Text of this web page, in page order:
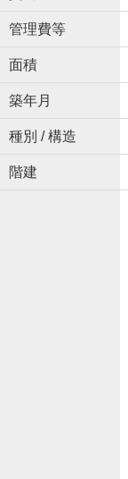
管理費等
面積
築年月
種別 / 構造
階建